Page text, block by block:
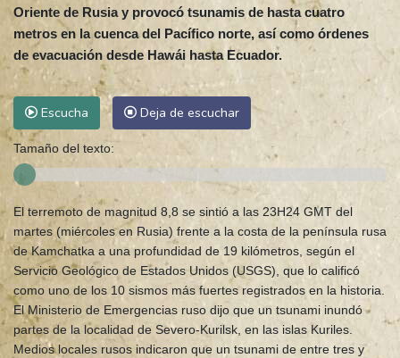
Oriente de Rusia y provocó tsunamis de hasta cuatro
metros en la cuenca del Pacífico norte, así como órdenes
de evacuación desde Hawái hasta Ecuador.
Escucha Deja de escuchar
Tamaño del texto:
El terremoto de magnitud 8,8 se sintió a las 23H24 GMT del
martes (miércoles en Rusia) frente a la costa de la península rusa
de Kamchatka a una profundidad de 19 kilómetros, según el
Servicio Geológico de Estados Unidos (USGS), que lo calificó
como uno de los 10 sismos más fuertes registrados en la historia.
El Ministerio de Emergencias ruso dijo que un tsunami inundó
partes de la localidad de Severo-Kurilsk, en las islas Kuriles.
Medios locales rusos indicaron que un tsunami de entre tres y